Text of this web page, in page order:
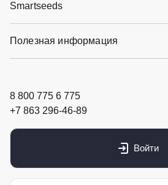
Smartseeds
Полезная информация
8 800 775 6 775
+7 863 296-46-89
Войти